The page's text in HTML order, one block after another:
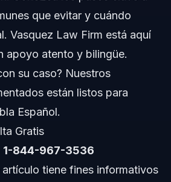
a una persona como Trump?
Trump Americana a los
los Dreamers en Orlando para
que evitar y cuándo
Vasquez Law Firm está aquí
apoyo atento y bilingüe.
su caso? Nuestros
están listos para
Español.
Gratis
1-844-967-3536
artículo tiene fines informativos